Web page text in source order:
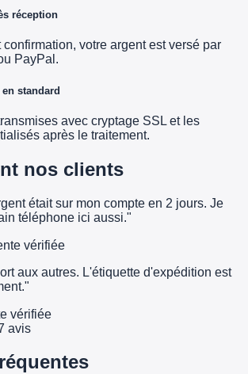
réception
votre argent est versé par
PayPal.
standard
avec cryptage SSL et les
après le traitement.
nos clients
était sur mon compte en 2 jours. Je
téléphone ici aussi."
vérifiée
aux autres. L'étiquette d'expédition est
vérifiée
avis